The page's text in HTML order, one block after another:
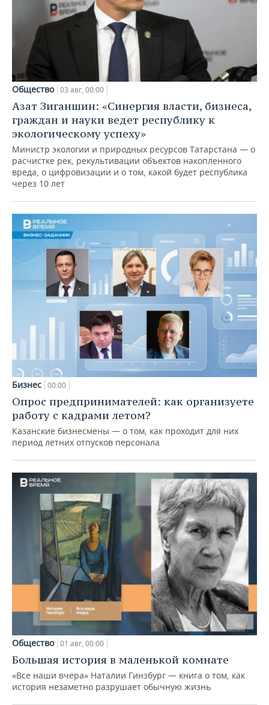
Общество 03 авг, 00:00
Азат Зиганшин: «Синергия власти, бизнеса,
граждан и науки ведет республику к
экологическому успеху»
Министр экологии и природных ресурсов Татарстана — о
расчистке рек, рекультивации объектов накопленного
вреда, о цифровизации и о том, какой будет республика
через 10 лет
Бизнес 00:00
Опрос предпринимателей: как организуете
работу с кадрами летом?
Казанские бизнесмены — о том, как проходит для них
период летних отпусков персонала
Общество 01 авг, 00:00
Большая история в маленькой комнате
«Все наши вчера» Наталии Гинзбург — книга о том, как
история незаметно разрушает обычную жизнь